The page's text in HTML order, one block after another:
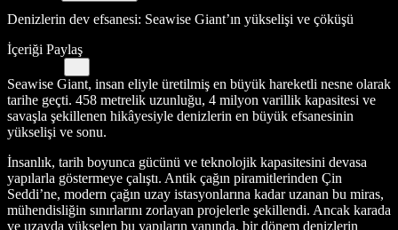
Denizlerin dev efsanesi: Seawise Giant’ın yükselişi ve çöküşü
İçeriği Paylaş
Seawise Giant, insan eliyle üretilmiş en büyük hareketli nesne olarak
tarihe geçti. 458 metrelik uzunluğu, 4 milyon varillik kapasitesi ve
savaşla şekillenen hikâyesiyle denizlerin en büyük efsanesinin
yükselişi ve sonu.
İnsanlık, tarih boyunca gücünü ve teknolojik kapasitesini devasa
yapılarla göstermeye çalıştı. Antik çağın piramitlerinden Çin
Seddi’ne, modern çağın uzay istasyonlarına kadar uzanan bu miras,
mühendisliğin sınırlarını zorlayan projelerle şekillendi. Ancak karada
ve uzayda yükselen bu yapıların yanında, bir dönem denizlerin